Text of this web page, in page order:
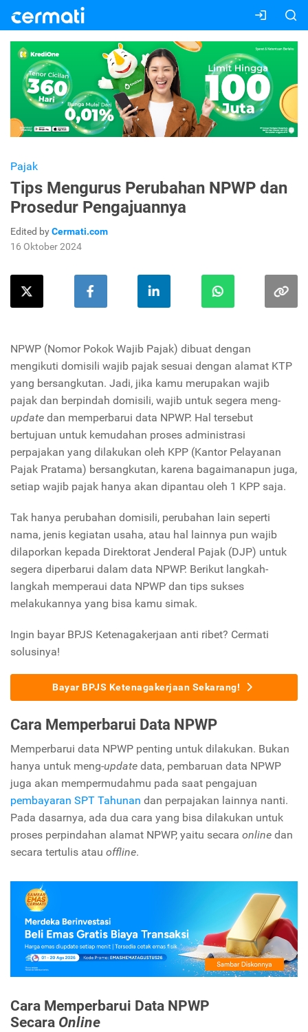
Pajak
Tips Mengurus Perubahan NPWP dan
Prosedur Pengajuannya
Edited byCermati.com
16 Oktober 2024
NPWP (Nomor Pokok Wajib Pajak) dibuat dengan
mengikuti domisili wajib pajak sesuai dengan alamat KTP
yang bersangkutan. Jadi, jika kamu merupakan wajib
pajak dan berpindah domisili, wajib untuk segera meng-
update dan memperbarui data NPWP. Hal tersebut
bertujuan untuk kemudahan proses administrasi
perpajakan yang dilakukan oleh KPP (Kantor Pelayanan
Pajak Pratama) bersangkutan, karena bagaimanapun juga,
setiap wajib pajak hanya akan dipantau oleh 1 KPP saja.
Tak hanya perubahan domisili, perubahan lain seperti
nama, jenis kegiatan usaha, atau hal lainnya pun wajib
dilaporkan kepada Direktorat Jenderal Pajak (DJP) untuk
segera diperbarui dalam data NPWP. Berikut langkah-
langkah memperaui data NPWP dan tips sukses
melakukannya yang bisa kamu simak.
Ingin bayar BPJS Ketenagakerjaan anti ribet? Cermati
solusinya!
Bayar BPJS Ketenagakerjaan Sekarang!
Cara Memperbarui Data NPWP
Memperbarui data NPWP penting untuk dilakukan. Bukan
hanya untuk meng-update data, pembaruan data NPWP
juga akan mempermudahmu pada saat pengajuan
pembayaran SPT Tahunan dan perpajakan lainnya nanti.
Pada dasarnya, ada dua cara yang bisa dilakukan untuk
proses perpindahan alamat NPWP, yaitu secara online dan
secara tertulis atau offline.
Cara Memperbarui Data NPWP
Secara Online